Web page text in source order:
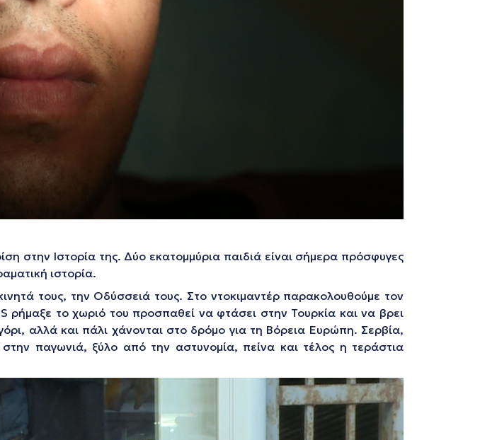
στην Ιστορία της. Δύο εκατομμύρια παιδιά είναι σήμερα πρόσφυγες
ιστορία.
τους, την Οδύσσειά τους. Στο ντοκιμαντέρ παρακολουθούμε τον
ρήμαξε το χωριό του προσπαθεί να φτάσει στην Τουρκία και να βρει
αλλά και πάλι χάνονται στο δρόμο για τη Βόρεια Ευρώπη. Σερβία,
παγωνιά, ξύλο από την αστυνομία, πείνα και τέλος η τεράστια